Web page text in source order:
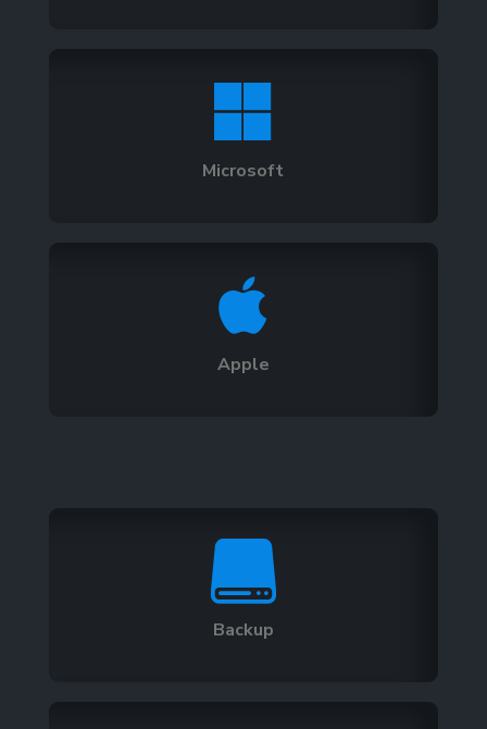

Microsoft

Apple

Backup